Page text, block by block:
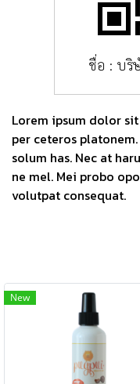
Lorem ipsum dolor
per ceteros
solum has. Nec at
ne mel. Mei probo
volutpat consequat.
New